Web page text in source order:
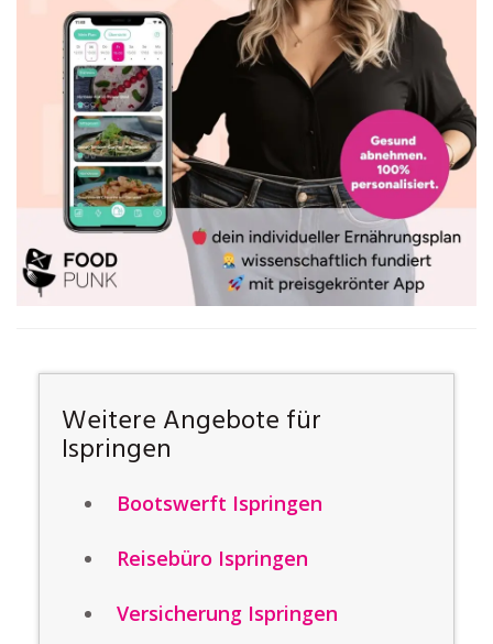
Weitere Angebote für
Ispringen
Bootswerft Ispringen
Reisebüro Ispringen
Versicherung Ispringen